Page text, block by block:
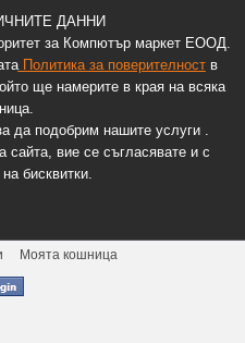
ДАННИ
за Компютър маркет ЕООД.
Политика за поверителноств
ще намерите в края на всяка
да подобрим нашите услуги .
сайта, вие се съгласявате и с
бисквитки.
Моята кошница